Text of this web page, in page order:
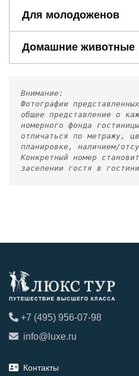
Для молодоженов
Домашние животные
Внимание:
Фотографии
общее представление о
номерного фонда
отличаться по метражу,
планировке, наличием/
Конкретный номер
заселении гостя в
+7 (495) 956-07-98
info@luxe.ru
Контакты